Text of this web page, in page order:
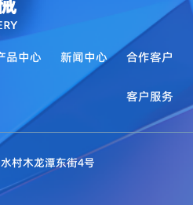
品中心 新闻中心 合作客户
客户服务
村木龙潭东街4号